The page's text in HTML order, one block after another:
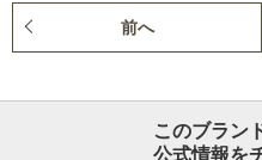
前へ
このブラン
公式情報を